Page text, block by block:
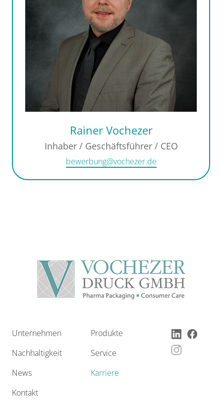
Rainer Vochezer
Inhaber / Geschäftsführer / CEO
bewerbung@vochezer.de
Unternehmen
Produkte
Nachhaltigkeit
Service
News
Karriere
Kontakt